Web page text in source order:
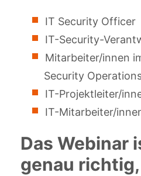
IT Security Officer
IT-Security-
Mitarbeiter/innen
Security
IT-Projektleiter/
IT-Mitarbeiter/
Das Webinar
genau